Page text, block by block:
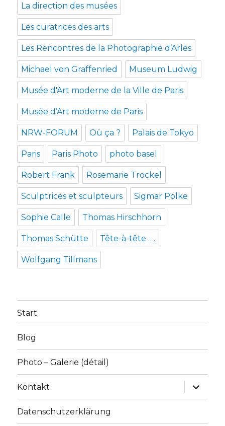
La direction des musées
Les curatrices des arts
Les Rencontres de la Photographie d’Arles
Michael von Graffenried Museum Ludwig
Musée d'Art moderne de la Ville de Paris
Musée d’Art moderne de Paris
NRW-FORUM Où ça ? Palais de Tokyo
Paris Paris Photo photo basel
Robert Frank Rosemarie Trockel
Sculptrices et sculpteurs Sigmar Polke
Sophie Calle Thomas Hirschhorn
Thomas Schütte Tête-à-tête ….
Wolfgang Tillmans
Start
Blog
Photo – Galerie (détail)
Kontakt
Datenschutzerklärung